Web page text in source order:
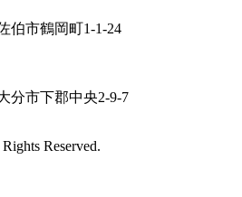
伯市鶴岡町1-1-24
分市下郡中央2-9-7
Reserved.